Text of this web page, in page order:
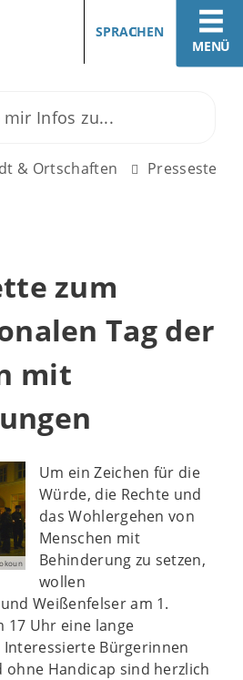
MENÜ
SPRACHEN
& Ortschaften Pressestelle
zum
Tag der
mit
Um ein Zeichen für die
Würde, die Rechte und
das Wohlergehen von
Menschen mit
Behinderung zu setzen,
wollen
Weißenfelser am 1.
17 Uhr eine lange
Bürgerinnen
Handicap sind herzlich